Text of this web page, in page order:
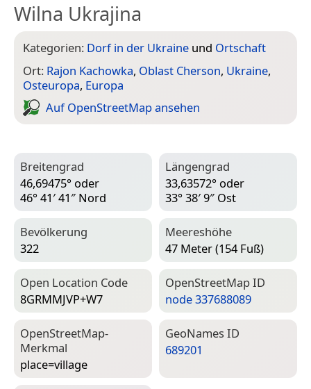
Wilna Ukrajina
Kategorien: Dorf in der Ukraine und Ortschaft
Ort: Rajon Kachowka, Oblast Cherson, Ukraine,
Osteuropa, Europa
Auf Open­Street­Map ansehen
Breitengrad
46,69475° oder
46° 41′ 41″ Nord
Längengrad
33,63572° oder
33° 38′ 9″ Ost
Bevölkerung
322
Meereshöhe
47 Meter (154 Fuß)
Open Location Code
8GRMMJVP+W7
Open­Street­Map ID
node 337688089
Open­Street­Map-
Merkmal
place=­village
Geo­Names ID
689201